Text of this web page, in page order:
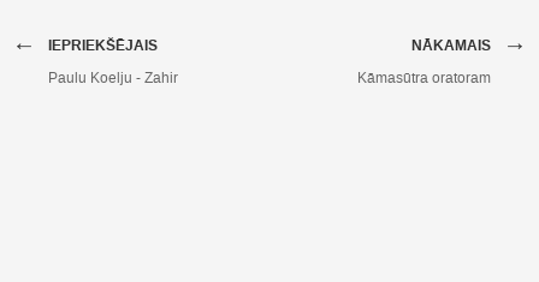
IEPRIEKŠĒJAIS
←
Paulu Koelju - Zahir
NĀKAMAIS →
Kāmasūtra oratoram